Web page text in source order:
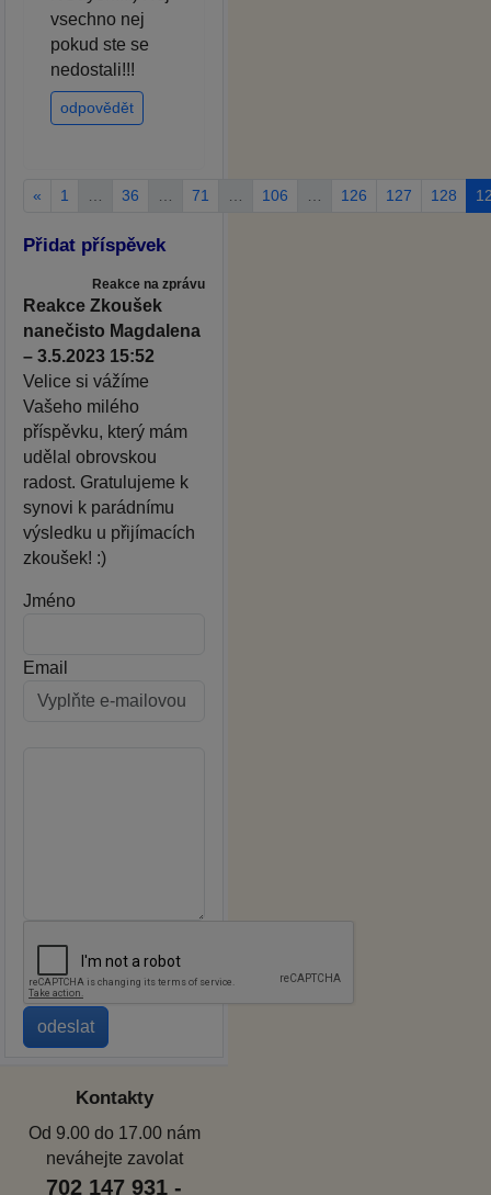
vsechno nej
pokud ste se
nedostali!!!
odpovědět
« 1 … 36 … 71 … 106 … 126 127 128
Přidat příspěvek
Reakce na zprávu
Reakce Zkoušek
nanečisto Magdalena
– 3.5.2023 15:52
Velice si vážíme
Vašeho milého
příspěvku, který mám
udělal obrovskou
radost. Gratulujeme k
synovi k parádnímu
výsledku u přijímacích
zkoušek! :)
Jméno
Email
Kontakty
Od 9.00 do 17.00 nám
neváhejte zavolat
702 147 931 -